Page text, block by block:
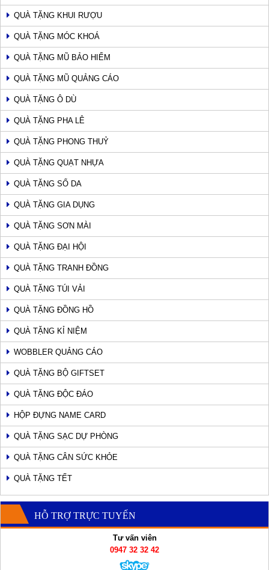
QUÀ TẶNG KHUI RƯỢU
QUÀ TẶNG MÓC KHOÁ
QUÀ TẶNG MŨ BẢO HIỂM
QUÀ TẶNG MŨ QUẢNG CÁO
QUÀ TẶNG Ô DÙ
QUÀ TẶNG PHA LÊ
QUÀ TẶNG PHONG THUỶ
QUÀ TẶNG QUẠT NHỰA
QUÀ TẶNG SỔ DA
QUÀ TẶNG GIA DỤNG
QUÀ TẶNG SƠN MÀI
QUÀ TẶNG ĐẠI HỘI
QUÀ TẶNG TRANH ĐỒNG
QUÀ TẶNG TÚI VẢI
QUÀ TẶNG ĐỒNG HỒ
QUÀ TẶNG KỈ NIỆM
WOBBLER QUẢNG CÁO
QUÀ TẶNG BỘ GIFTSET
QUÀ TẶNG ĐỘC ĐÁO
HỘP ĐỰNG NAME CARD
QUÀ TẶNG SẠC DỰ PHÒNG
QUÀ TẶNG CÂN SỨC KHỎE
QUÀ TẶNG TẾT
HỖ TRỢ TRỰC TUYẾN
Tư vấn viên
0947 32 32 42